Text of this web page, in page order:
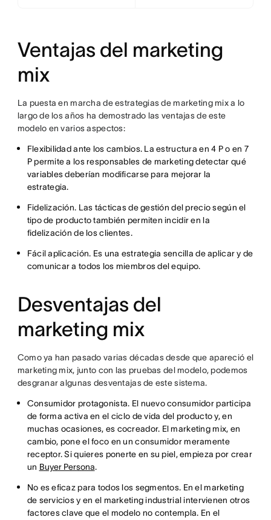
Ventajas del marketing
mix
La puesta en marcha de estrategias de marketing mix a lo
largo de los años ha demostrado las ventajas de este
modelo en varios aspectos:
Flexibilidad ante los cambios. La estructura en 4 P o en 7
P permite a los responsables de marketing detectar qué
variables deberían modificarse para mejorar la
estrategia.
Fidelización. Las tácticas de gestión del precio según el
tipo de producto también permiten incidir en la
fidelización de los clientes.
Fácil aplicación. Es una estrategia sencilla de aplicar y de
comunicar a todos los miembros del equipo.
Desventajas del
marketing mix
Como ya han pasado varias décadas desde que apareció el
marketing mix, junto con las pruebas del modelo, podemos
desgranar algunas desventajas de este sistema.
Consumidor protagonista. El nuevo consumidor participa
de forma activa en el ciclo de vida del producto y, en
muchas ocasiones, es cocreador. El marketing mix, en
cambio, pone el foco en un consumidor meramente
receptor. Si quieres ponerte en su piel, empieza por crear
un Buyer Persona.
No es eficaz para todos los segmentos. En el marketing
de servicios y en el marketing industrial intervienen otros
factores clave que el modelo no contempla. En el